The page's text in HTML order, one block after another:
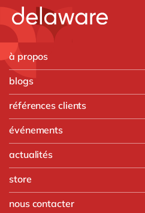
à propos
blogs
références clients
événements
actualités
store
nous contacter